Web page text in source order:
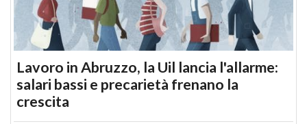
Lavoro in Abruzzo, la Uil lancia l'allarme:
salari bassi e precarietà frenano la
crescita